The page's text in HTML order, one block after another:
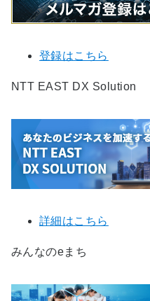
登録はこちら
NTT EAST DX Solution
詳細はこちら
みんなのeまち